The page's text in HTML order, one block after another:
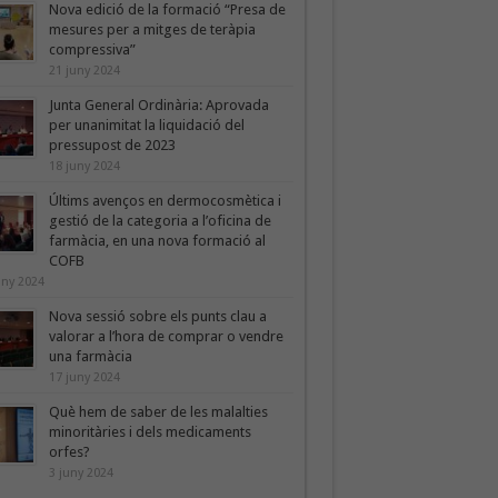
Nova edició de la formació “Presa de
mesures per a mitges de teràpia
compressiva”
21 juny 2024
Junta General Ordinària: Aprovada
per unanimitat la liquidació del
pressupost de 2023
18 juny 2024
Últims avenços en dermocosmètica i
gestió de la categoria a l’oficina de
farmàcia, en una nova formació al
COFB
2024
Nova sessió sobre els punts clau a
valorar a l’hora de comprar o vendre
una farmàcia
17 juny 2024
Què hem de saber de les malalties
minoritàries i dels medicaments
orfes?
3 juny 2024